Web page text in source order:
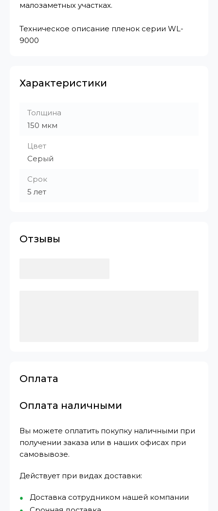
малозаметных участках.
Техническое описание пленок серии WL-
9000
Характеристики
Толщина
150 мкм
Цвет
Серый
Срок
5 лет
Отзывы
Оплата
Оплата наличными
Вы можете оплатить покупку наличными при
получении заказа или в наших офисах при
самовывозе.
Действует при видах доставки:
Доставка сотрудником нашей компании